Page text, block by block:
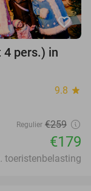
favorite_border
pers.) in
9.8 star
Regulier €259
€179
toeristenbelasting